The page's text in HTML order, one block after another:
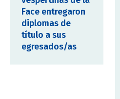
Face entregaron
diplomas de
título a sus
egresados/as